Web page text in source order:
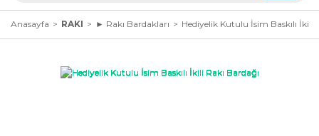
Anasayfa RAKI ► Rakı Bardakları Hediyelik Kutulu İsim Baskılı İkili